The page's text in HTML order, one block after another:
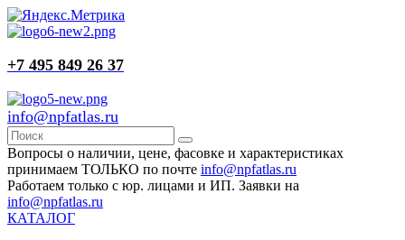
+7 495 849 26 37
info@npfatlas.ru
Вопросы о наличии, цене, фасовке и характеристиках
принимаем ТОЛЬКО по почте info@npfatlas.ru
Работаем только с юр. лицами и ИП. Заявки на
info@npfatlas.ru
КАТАЛОГ